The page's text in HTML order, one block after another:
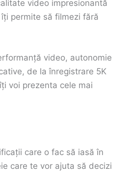
video impresionantă
permite să filmezi fără
video, autonomie
de la înregistrare 5K
voi prezenta cele mai
care o fac să iasă în
care te vor ajuta să decizi